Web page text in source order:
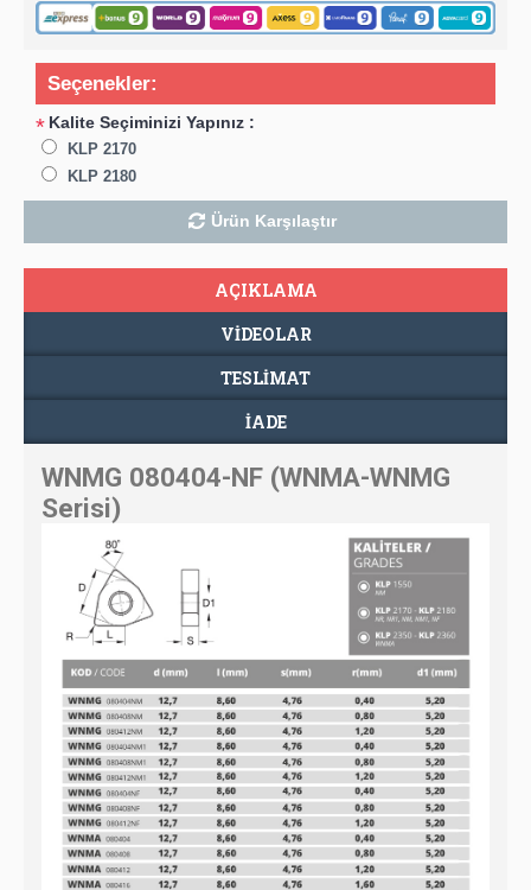
Seçenekler:
* Kalite Seçiminizi Yapınız :
KLP 2170
KLP 2180
Ürün Karşılaştır
AÇIKLAMA
VIDEOLAR
TESLIMAT
İADE
WNMG 080404-NF (WNMA-WNMG
Serisi)